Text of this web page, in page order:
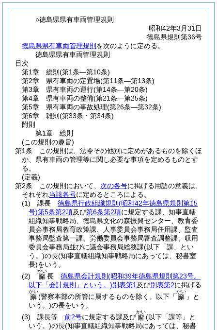
○徳島県県有車両管理規則
昭和42年3月31日
徳島県規則第36号
徳島県県有車両管理規則 を次のように定める。
徳島県県有車両管理規則
目次
第1章
総則 (第1条―第10条)
第2章
県有車両の定置場(第11条―第13条)
第3章
県有車両の運行(第14条―第20条)
第4章
県有車両の整備(第21条―第25条)
第5章
県有車両の事故処理(第26条―第32条)
第6章
雑則 (第33条・第34条)
附則
第1章
総則
(この規則の趣旨)
第1条
この規則は、法令その他別に定めがあるものを除くほ
か、県有車両の管理等に関し必要な事項を定めるものとす
る。
(定義)
第2条
この規則において、 次の各号に掲げる用語の意義は、
それぞれ当該各号に定めるところによる。
(1)
課長 徳島県行政組織規則 (昭和42年徳島県規則第15
号)第5条第2項及び第6条第2項に規定する課、知事直轄
組織知事戦略局、徳島県文化の森振興センター、教育委
員会事務局教育政策課、人事委員会事務局任用課、監査
事務局監査第一課、労働委員会事務局審査調整課、収用
委員会事務局並びに議会事務局総務課(以下「課」とい
う。)の長(知事直轄組織知事戦略局にあっては、秘書室
長)をいう。
(2)
廨
かい
長 徳島県会計規則 (昭和39年徳島県規則第23号。
以下「会計規則」という。)別表第1 及び別表第2に掲げる
廨
かい
(警察本部の所管に属するものを除く。以下「 廨
かい
」と
いう。)の長をいう。
(3)
課長等 前2号に規定する課及び 廨
かい
(以下「課等」と
いう。)の長(知事直轄組織知事戦略局にあっては、秘書